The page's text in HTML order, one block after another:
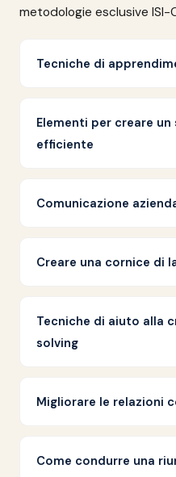
metodologie esclusive ISI-
Tecniche di
Elementi per creare
efficiente
Comunicazione
Creare una cornice di
Tecniche di aiuto alla
solving
Migliorare le relazioni
Come condurre una